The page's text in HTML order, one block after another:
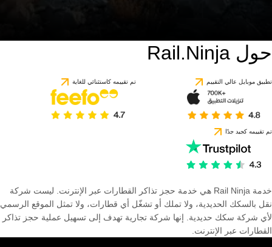
حول Rail.Ninja
تطبيق موبايل عالي التقييم تم تقييمه كاستثنائي للغاية
تم تقييمه كجيد جدًا
خدمة Rail Ninja هي خدمة حجز تذاكر القطارات عبر الإنترنت. ليست شركة
نقل بالسكك الحديدية، ولا تملك أو تشغّل أي قطارات، ولا تمثل الموقع الرسمي
لأي شركة سكك حديدية. إنها شركة تجارية تهدف إلى تسهيل عملية حجز تذاكر
القطارات عبر الإنترنت.